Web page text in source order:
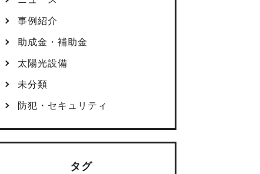
事例紹介
助成金・補助金
太陽光設備
未分類
防犯・セキュリティ
タグ